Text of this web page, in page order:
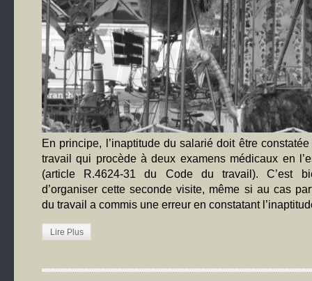
En principe, l’inaptitude du salarié doit être
travail qui procède à deux examens médicaux en
(article R.4624-31 du Code du travail). C’est
d’organiser cette seconde visite, même si au cas
du travail a commis une erreur en constatant
Lire Plus